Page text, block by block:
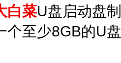
白菜U盘启动盘
个至少8GB的U